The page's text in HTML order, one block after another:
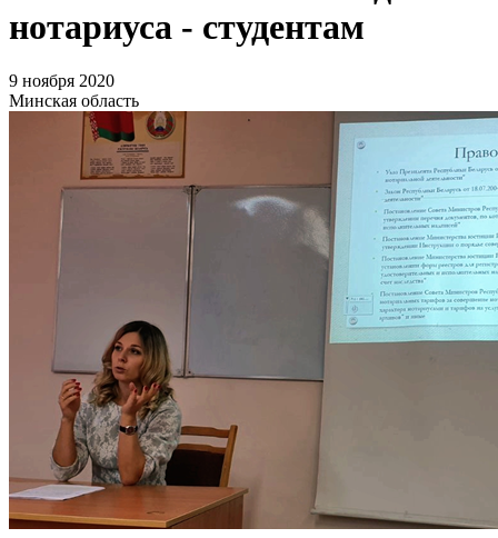
нотариуса - студентам
9 ноября 2020
Минская область